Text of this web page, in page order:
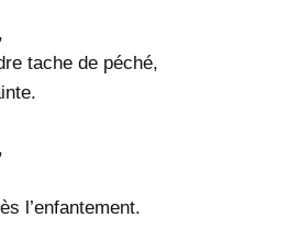
tache de péché,
l’enfantement.